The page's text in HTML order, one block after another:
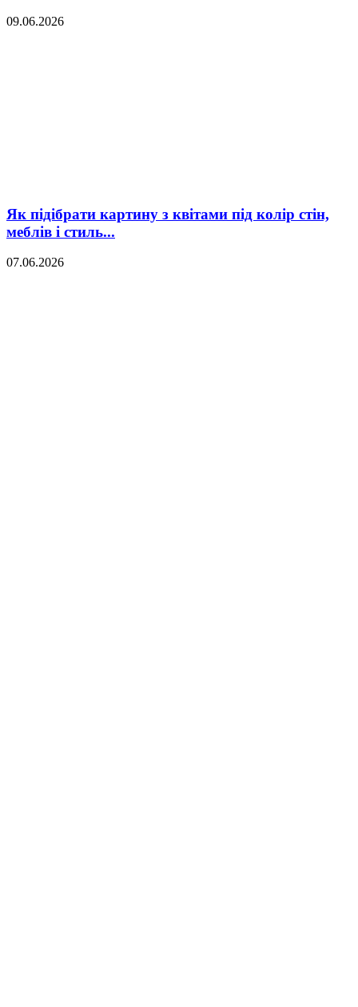
09.06.2026
Як підібрати картину з квітами під колір стін,
меблів і стиль...
07.06.2026